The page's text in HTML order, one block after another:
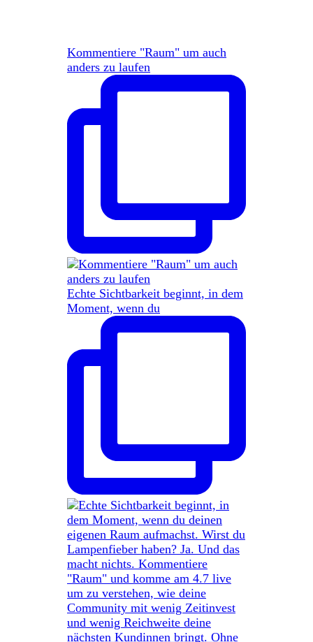
Kommentiere "Raum" um auch
anders zu laufen
Echte Sichtbarkeit beginnt, in dem
Moment, wenn du